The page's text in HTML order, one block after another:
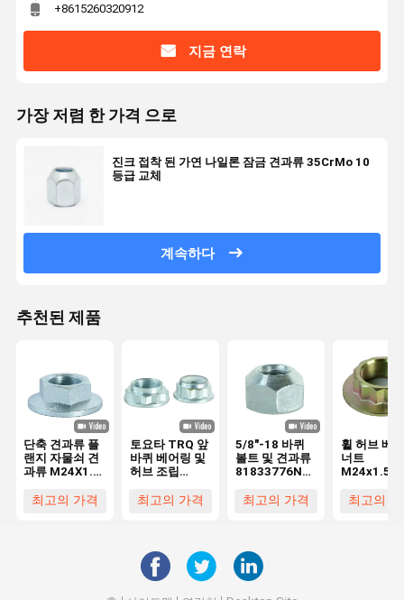
+8615260320912
지금 연락
가장 저렴 한 가격 으로
진크 접착 된 가연 나일론 잠금 견과류 35CrMo 10
등급 교체
계속하다
추천된 제품
단축 견과류 플
랜지 자물쇠 견
과류 M24X1.5
902330006
최고의 가격
토요타 TRQ 앞
바퀴 베어링 및
허브 조립
품질 드라이브
9017918004
1004980651
1004980627
최고의 가격
5/8"-18 바퀴
볼트 및 견과류
81833776N
높은 강도
최고의 가격
휠 허브 베
너트
최고의